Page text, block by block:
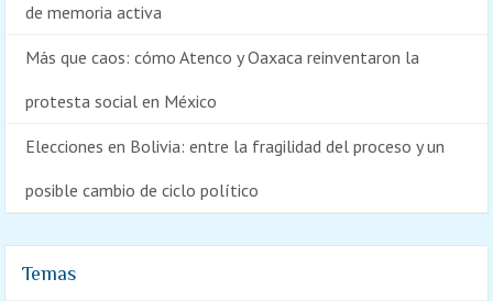
de memoria activa
Más que caos: cómo Atenco y Oaxaca reinventaron la
protesta social en México
Elecciones en Bolivia: entre la fragilidad del proceso y un
posible cambio de ciclo político
Temas